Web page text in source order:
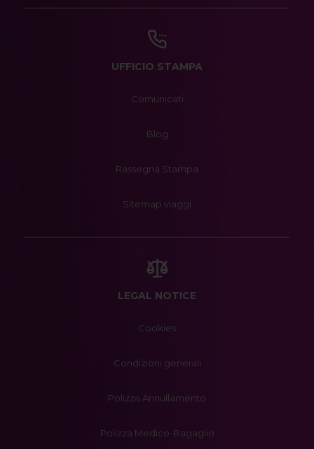
UFFICIO STAMPA
Comunicati
Blog
Rassegna Stampa
Sitemap viaggi
LEGAL NOTICE
Cookies
Condizioni generali
Polizza Annullamento
Polizza Medico-Bagaglio